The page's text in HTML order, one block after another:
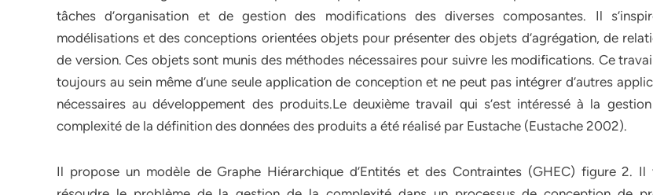
tâches d’organisation et de gestion des modifications des diverses composantes. Il
modélisations et des conceptions orientées objets pour présenter des objets d’agrégation, de
de version. Ces objets sont munis des méthodes nécessaires pour suivre les modifications. Ce
toujours au sein même d’une seule application de conception et ne peut pas intégrer d’autres
nécessaires au développement des produits.Le deuxième travail qui s’est intéressé à la
complexité de la définition des données des produits a été réalisé par Eustache (Eustache 2002).
Il propose un modèle de Graphe Hiérarchique d’Entités et des Contraintes (GHEC) figure 2. Il